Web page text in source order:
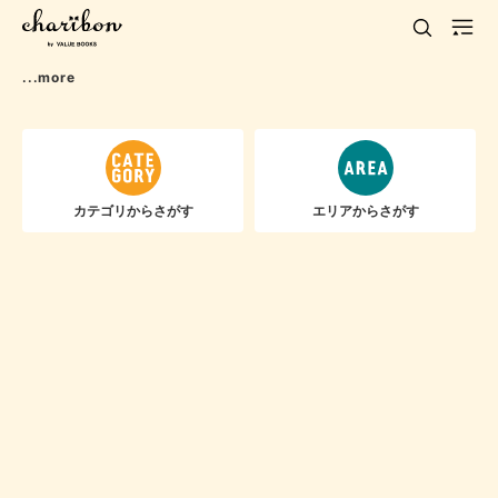
...more
カテゴリからさがす エリアからさがす